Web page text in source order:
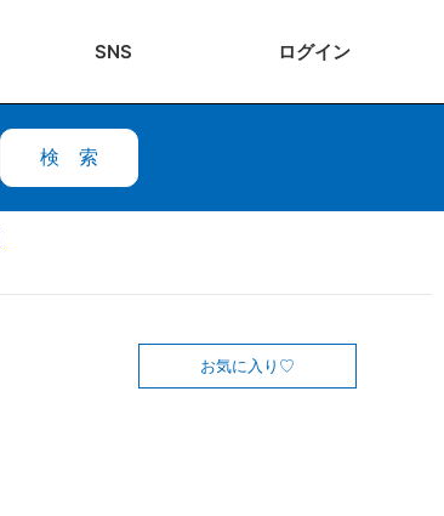
SNS ログイン
検索
お気に入り